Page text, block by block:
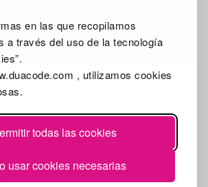
en las que recopilamos
a través del uso de la tecnología
, utilizamos cookies
todas las cookies
usar cookies necesarias
Linkedin Google Mybusiness